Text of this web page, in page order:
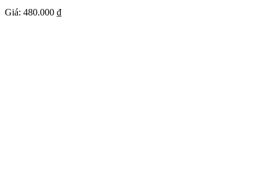
Giá: 480.000 ₫